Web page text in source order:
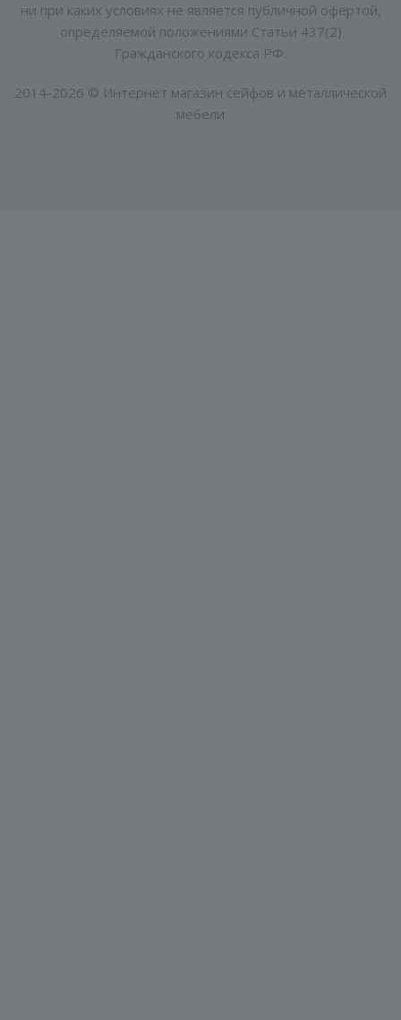
ни при каких условиях не является публичной офертой,
определяемой положениями Статьи 437(2)
Гражданского кодекса РФ.
2014-2026 © Интернет магазин сейфов и металлической
мебели